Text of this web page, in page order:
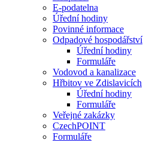
E-podatelna
Úřední hodiny
Povinné informace
Odpadové hospodářství
Úřední hodiny
Formuláře
Vodovod a kanalizace
Hřbitov ve Zdislavicích
Úřední hodiny
Formuláře
Veřejné zakázky
CzechPOINT
Formuláře